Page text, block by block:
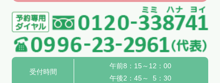
受付時間
午前8：15～12：00
午後2：45～ 5：30